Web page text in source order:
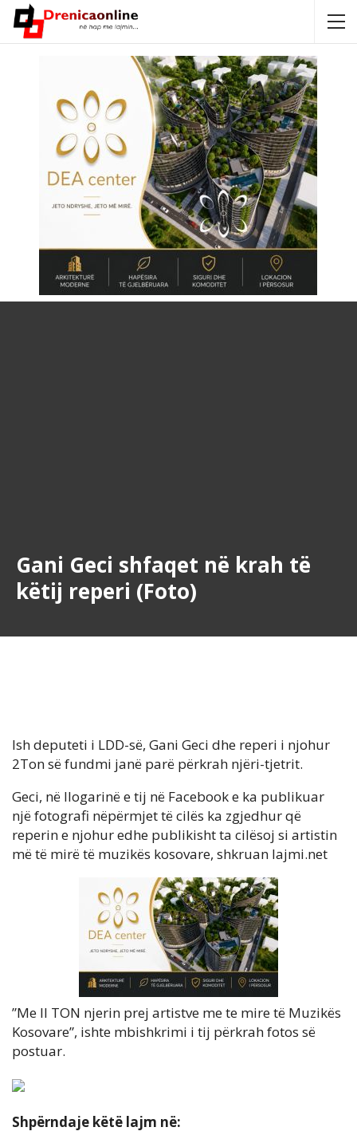
Gani Geci shfaqet në krah të
këtij reperi (Foto)
Ish deputeti i LDD-së, Gani Geci dhe reperi i njohur
2Ton së fundmi janë parë përkrah njëri-tjetrit.
Geci, në llogarinë e tij në Facebook e ka publikuar
një fotografi nëpërmjet të cilës ka zgjedhur që
reperin e njohur edhe publikisht ta cilësoj si artistin
më të mirë të muzikës kosovare, shkruan lajmi.net
”Me ll TON njerin prej artistve me te mire të Muzikës
Kosovare”, ishte mbishkrimi i tij përkrah fotos së
postuar.
Shpërndaje këtë lajm në: